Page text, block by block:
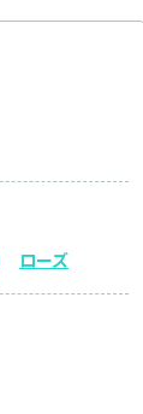
ローズ